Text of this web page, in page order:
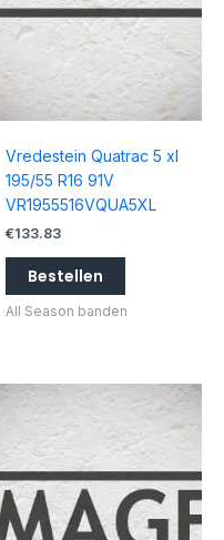
Vredestein Quatrac 5 xl
195/55 R16 91V
VR1955516VQUA5XL
€133.83
Bestellen
All Season banden